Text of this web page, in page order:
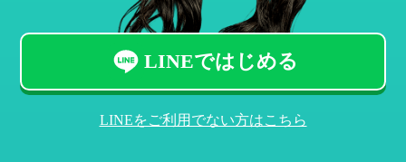
LINEではじめる
LINEをご利用でない方はこちら